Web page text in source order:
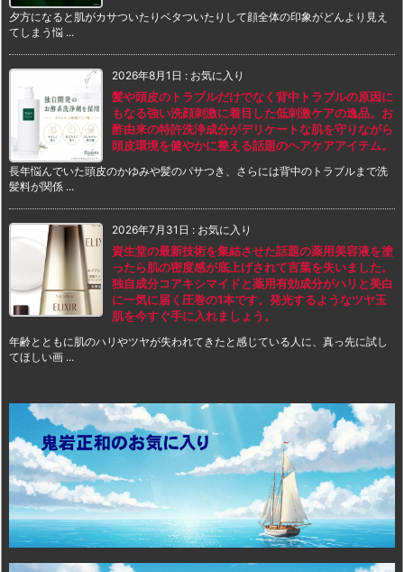
夕方になると肌がカサついたりベタついたりして顔全体の印象がどんより見え
てしまう悩 ...
2026年8月1日 : お気に入り
髪や頭皮のトラブルだけでなく背中トラブルの原因に
もなる強い洗顔刺激に着目した低刺激ケアの逸品。お
酢由来の特許洗浄成分がデリケートな肌を守りながら
頭皮環境を健やかに整える話題のヘアケアアイテム。
長年悩んでいた頭皮のかゆみや髪のパサつき、さらには背中のトラブルまで洗
髪料が関係 ...
2026年7月31日 : お気に入り
資生堂の最新技術を集結させた話題の薬用美容液を塗
ったら肌の密度感が底上げされて言葉を失いました。
独自成分コアキシマイドと薬用有効成分がハリと美白
に一気に届く圧巻の1本です。発光するようなツヤ玉
肌を今すぐ手に入れましょう。
年齢とともに肌のハリやツヤが失われてきたと感じている人に、真っ先に試し
てほしい画 ...